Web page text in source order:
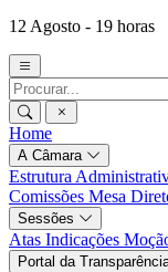
12 Agosto - 19 horas
Home
A Câmara
Estrutura
Comissões Mesa
Sessões
Atas Indicações
Portal da